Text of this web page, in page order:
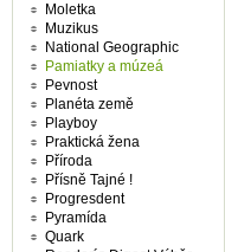
Moletka
Muzikus
National Geographic
Pamiatky a múzeá
Pevnost
Planéta země
Playboy
Praktická žena
Příroda
Přísně Tajné !
Progresdent
Pyramída
Quark